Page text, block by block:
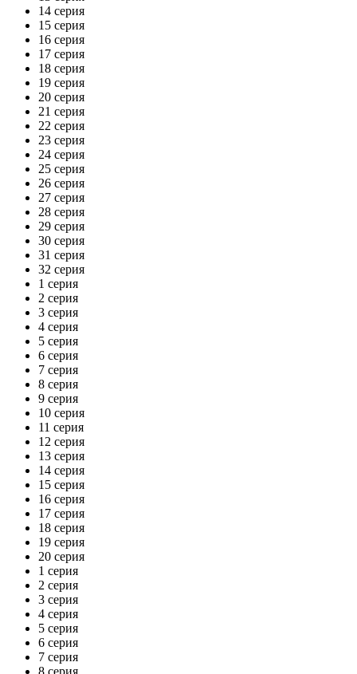
14 серия
15 серия
16 серия
17 серия
18 серия
19 серия
20 серия
21 серия
22 серия
23 серия
24 серия
25 серия
26 серия
27 серия
28 серия
29 серия
30 серия
31 серия
32 серия
1 серия
2 серия
3 серия
4 серия
5 серия
6 серия
7 серия
8 серия
9 серия
10 серия
11 серия
12 серия
13 серия
14 серия
15 серия
16 серия
17 серия
18 серия
19 серия
20 серия
1 серия
2 серия
3 серия
4 серия
5 серия
6 серия
7 серия
8 серия